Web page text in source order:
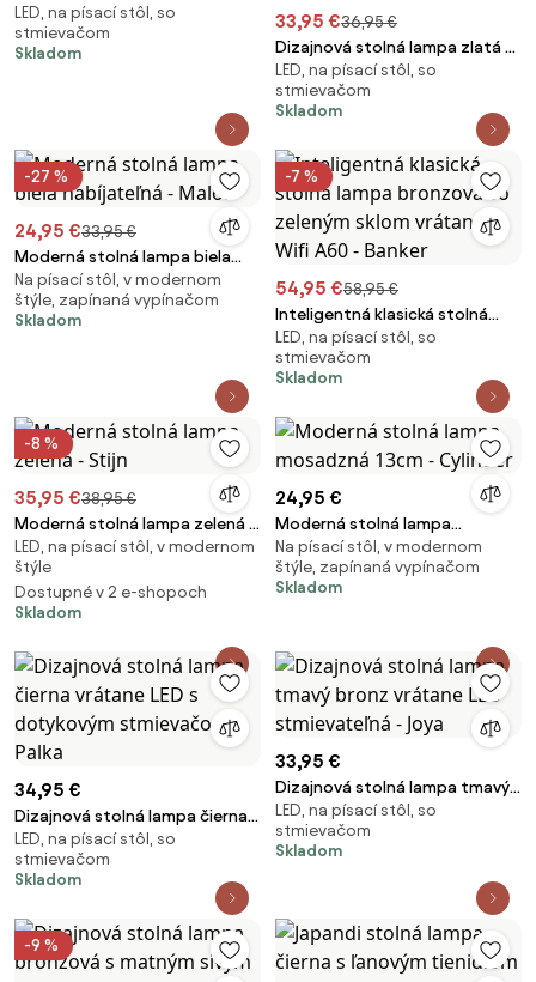
opálové sklo - Flore
LED, na písací stôl, so
stmievačom
Skladom
33,95 €36,95 €
Dizajnová stolná lampa zlatá s
opálovým sklom vrátane LED
stmievateľná - Joya
LED, na písací stôl, so
stmievačom
Skladom
-27 %
24,95 €33,95 €
Moderná stolná lampa biela
nabíjateľná - Maloi
Na písací stôl, v modernom
štýle, zapínaná vypínačom
Skladom
-7 %
54,95 €58,95 €
Inteligentná klasická stolná
lampa bronzová so zeleným
sklom vrátane Wifi A60 - Banker
LED, na písací stôl, so
stmievačom
Skladom
-8 %
35,95 €38,95 €
Moderná stolná lampa zelená -
Stijn
LED, na písací stôl, v modernom
štýle
Dostupné v 2 e-shopoch
Skladom
24,95 €
Moderná stolná lampa
mosadzná 13cm - Cylinder
Na písací stôl, v modernom
štýle, zapínaná vypínačom
Skladom
34,95 €
Dizajnová stolná lampa čierna
vrátane LED s dotykovým
stmievačom - Palka
LED, na písací stôl, so
stmievačom
Skladom
33,95 €
Dizajnová stolná lampa tmavý
bronz vrátane LED
stmievateľná - Joya
LED, na písací stôl, so
stmievačom
Skladom
-9 %